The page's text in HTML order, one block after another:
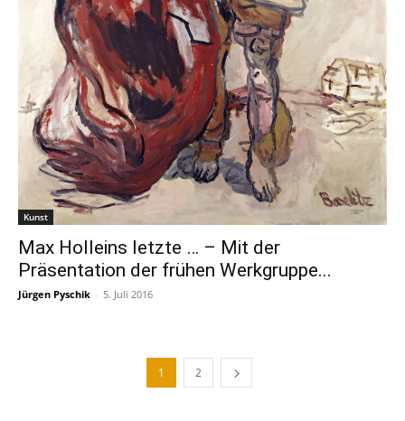
Kunst
Max Holleins letzte … – Mit der
Präsentation der frühen Werkgruppe...
Jürgen Pyschik - 5. Juli 2016
1 2